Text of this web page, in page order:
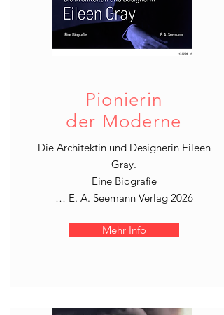
Pionierin
der Moderne
Die Architektin und Designerin Eileen
Gray.
Eine Biografie
… E. A. Seemann Verlag 2026
Mehr Info